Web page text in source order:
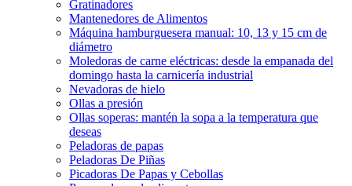
Gratinadores
Mantenedores de Alimentos
Máquina hamburguesera manual: 10, 13 y 15 cm de
diámetro
Moledoras de carne eléctricas: desde la empanada del
domingo hasta la carnicería industrial
Nevadoras de hielo
Ollas a presión
Ollas soperas: mantén la sopa a la temperatura que
deseas
Peladoras de papas
Peladoras De Piñas
Picadoras De Papas y Cebollas